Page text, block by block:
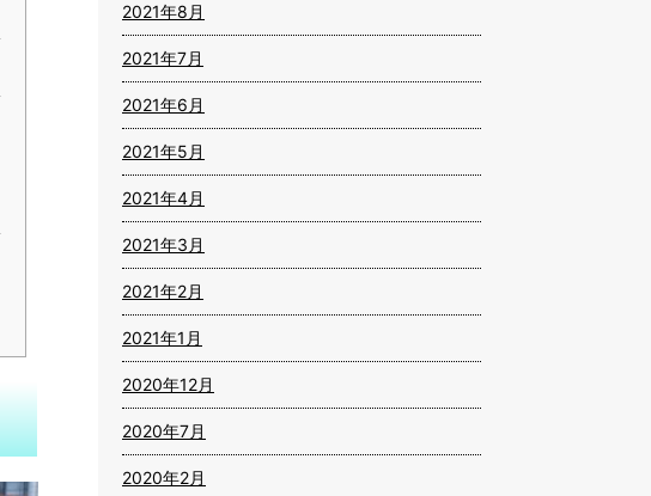
2021年8月
2021年7月
2021年6月
2021年5月
2021年4月
2021年3月
2021年2月
2021年1月
2020年12月
2020年7月
2020年2月